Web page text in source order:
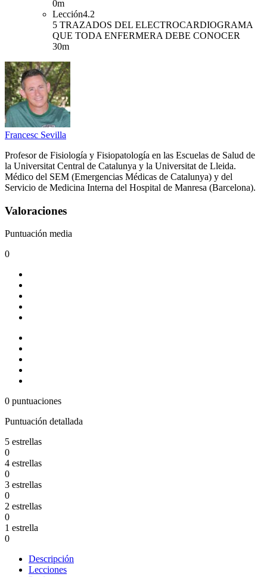
0m
Lección4.2
5 TRAZADOS DEL ELECTROCARDIOGRAMA
QUE TODA ENFERMERA DEBE CONOCER
30m
Francesc Sevilla
Profesor de Fisiología y Fisiopatología en las Escuelas de Salud de
la Universitat Central de Catalunya y la Universitat de Lleida.
Médico del SEM (Emergencias Médicas de Catalunya) y del
Servicio de Medicina Interna del Hospital de Manresa (Barcelona).
Valoraciones
Puntuación media
0
0 puntuaciones
Puntuación detallada
5 estrellas
0
4 estrellas
0
3 estrellas
0
2 estrellas
0
1 estrella
0
Descripción
Lecciones